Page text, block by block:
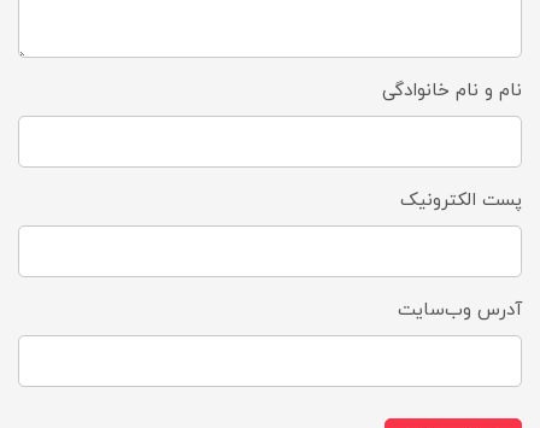
نام و نام خانوادگی
پست الکترونیک
آدرس وب‌سایت